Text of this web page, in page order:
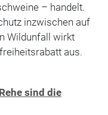
– handelt.
inzwischen auf
Wildunfall wirkt
aus.
sind die